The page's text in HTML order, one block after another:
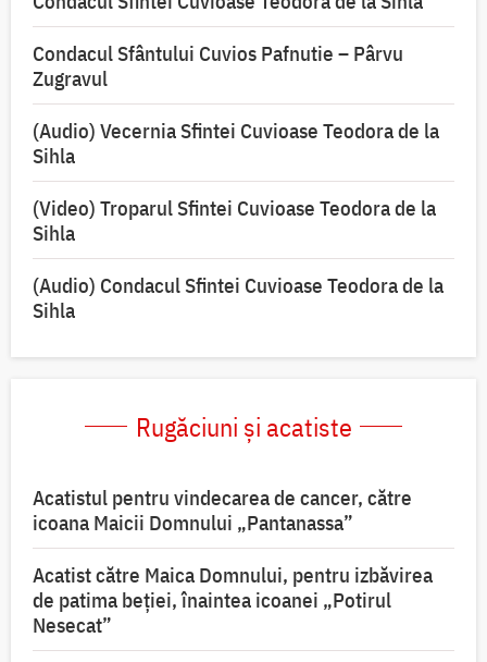
Condacul Sfântului Cuvios Pafnutie – Pârvu
Zugravul
(Audio) Vecernia Sfintei Cuvioase Teodora de la
Sihla
(Video) Troparul Sfintei Cuvioase Teodora de la
Sihla
(Audio) Condacul Sfintei Cuvioase Teodora de la
Sihla
Rugăciuni și acatiste
Acatistul pentru vindecarea de cancer, către
icoana Maicii Domnului „Pantanassa”
Acatist către Maica Domnului, pentru izbăvirea
de patima beției, înaintea icoanei „Potirul
Nesecat”